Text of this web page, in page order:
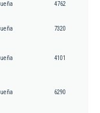
4762
7320
4101
6290